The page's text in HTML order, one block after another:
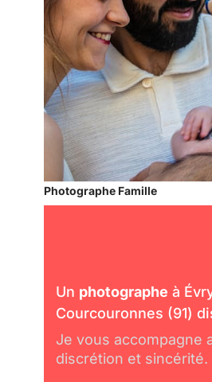
Photographe Famille
Un photographe à
Courcouronnes (91)
Je vous accompagne
discrétion et sincérité.